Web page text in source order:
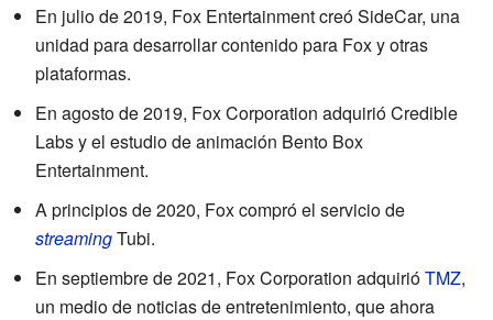
En julio de 2019, Fox Entertainment creó SideCar, una
unidad para desarrollar contenido para Fox y otras
plataformas.
En agosto de 2019, Fox Corporation adquirió Credible
Labs y el estudio de animación Bento Box
Entertainment.
A principios de 2020, Fox compró el servicio de
streamingTubi.
En septiembre de 2021, Fox Corporation adquirióTMZ,
un medio de noticias de entretenimiento, que ahora